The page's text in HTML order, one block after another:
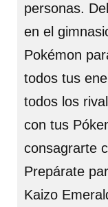
personas.
en el
Pokémon
todos tus
todos los
con tus
consagrarte
Prepárate
Kaizo